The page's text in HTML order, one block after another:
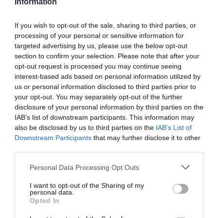
Information
If you wish to opt-out of the sale, sharing to third parties, or
processing of your personal or sensitive information for
targeted advertising by us, please use the below opt-out
section to confirm your selection. Please note that after your
opt-out request is processed you may continue seeing
interest-based ads based on personal information utilized by
us or personal information disclosed to third parties prior to
your opt-out. You may separately opt-out of the further
disclosure of your personal information by third parties on the
IAB’s list of downstream participants. This information may
also be disclosed by us to third parties on the IAB’s List of
Downstream Participants that may further disclose it to other
Please note that this website/app uses one or more Google
not limited to your visit or usage behaviour. You may click to
grant or deny consent to Google and its third-party tags to
use your data for below specified purposes in below Google
consent section.
Personal Data Processing Opt Outs
I want to opt-out of the Sharing of my
personal data.
Opted In
közreműködésben.
Személyi biztonság garantálásában külföldön (a
külföldre utazás egyéni felelősség).
Menetjegy foglalásában, átíratásában.
Szállás, lakhatás biztosításában;
csomagmegőrzésben.
Gépjármű javíttatásában, üzemanyag
biztosításában.
Személy- vagy csomagszállításban.
Banki, biztosítási és postai szolgáltatásokban.
Külföldi munkaközvetítésben, munkaügyi viták
rendezésében.
Jogi képviselet ellátásában bíróság vagy más